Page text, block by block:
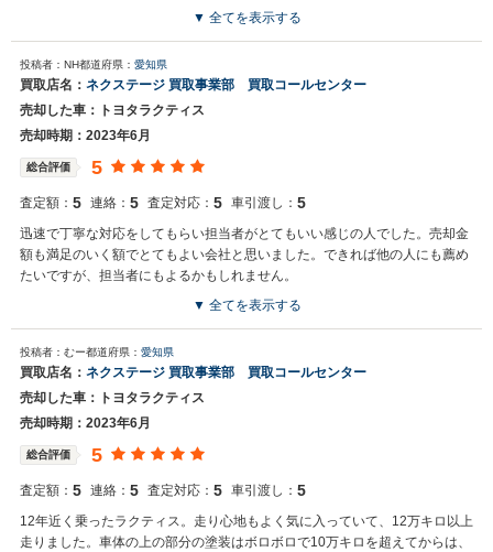
で対応しており、急ぎだったので持ち込みを利用させてもらうことになり助
買取店からの返信
お世話になっております。 株式会社ネクステージでございます。 この
度はネクステージをご利用いただきまして誠にありがとうございまし
た。 弊社スタッフの接客をお褒め頂き光栄です。 今後もご満足いただ
けるよう精進してまいります。 スタッフ一同、またのご利用お待ちし
▼ 全てを表示する
投稿者：NH都道府県： 愛知県
買取店名： ネクステージ 買取事業部 買取コールセンター
売却した車：トヨタラクティス
売却時期：2023年6月
総合評価 5
査定額： 5 連絡： 5 査定対応： 5 車引渡し： 5
迅速で丁寧な対応をしてもらい担当者がとてもいい感じの人でした。売却金
額も満足のいく額でとてもよい会社と思いました。できれば他の人にも薦め
たいですが、担当者にもよるかもしれません。
買取店からの返信
お世話になっております。 株式会社ネクステージでございます。 この
度はネクステージをご利用いただきまして誠にありがとうございまし
た。 弊社スタッフの接客をお褒め頂き光栄です。 今後もご満足いただ
けるよう精進してまいります。 スタッフ一同、またのご利用お待ちし
▼ 全てを表示する
投稿者：むー都道府県： 愛知県
買取店名： ネクステージ 買取事業部 買取コールセンター
売却した車：トヨタラクティス
売却時期：2023年6月
総合評価 5
査定額： 5 連絡： 5 査定対応： 5 車引渡し： 5
12年近く乗ったラクティス。走り心地もよく気に入っていて、12万キロ以上
走りました。車体の上の部分の塗装はボロボロで10万キロを超えてからは、